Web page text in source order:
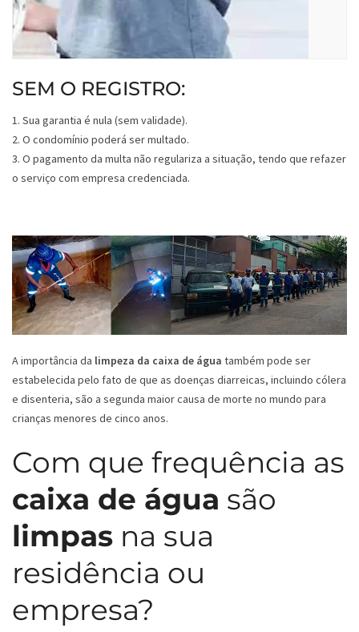
SEM O REGISTRO:
1. Sua garantia é nula (sem validade).
2. O condomínio poderá ser multado.
3. O pagamento da multa não regulariza a situação, tendo que refazer
o serviço com empresa credenciada.
A importância da limpeza da caixa de água também pode ser
estabelecida pelo fato de que as doenças diarreicas, incluindo cólera
e disenteria, são a segunda maior causa de morte no mundo para
crianças menores de cinco anos.
Com que frequência as
caixa de água são
limpas na sua
residência ou
empresa?